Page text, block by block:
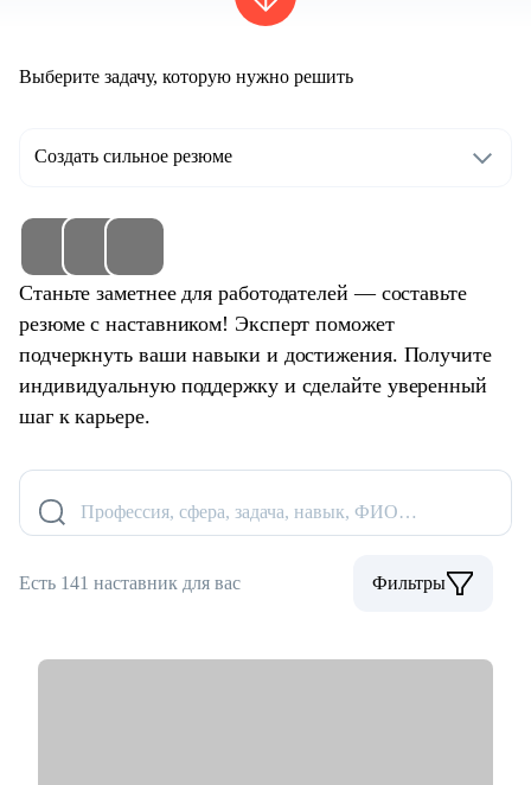
Выберите задачу, которую нужно решить
Создать сильное резюме
Станьте заметнее для работодателей — составьте
резюме с наставником! Эксперт поможет
подчеркнуть ваши навыки и достижения. Получите
индивидуальную поддержку и сделайте уверенный
шаг к карьере.
Профессия, сфера, задача, навык, ФИО…
Есть 141 наставник для вас Фильтры